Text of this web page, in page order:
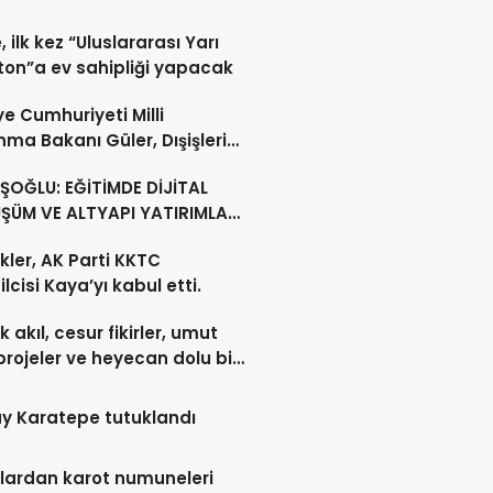
ilk kez “Uluslararası Yarı
ev sahipliği yapacak
Cumhuriyeti Milli
Bakanı Güler, Dışişleri
EĞİTİMDE DİJİTAL
VE ALTYAPI YATIRIMLARI
AK Parti KKTC
Kaya’yı kabul etti.
akıl, cesur fikirler, umut
ve heyecan dolu bir
Karatepe tutuklandı
karot numuneleri